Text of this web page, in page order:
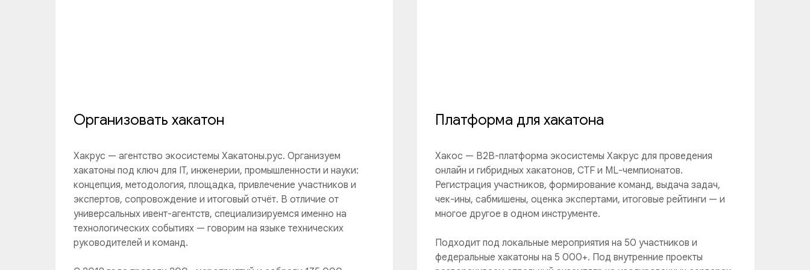
Организовать хакатон
Хакрус — агентство экосистемы Хакатоны.рус. Организуем
хакатоны под ключ для IT, инженерии, промышленности и науки:
концепция, методология, площадка, привлечение участников и
экспертов, сопровождение и итоговый отчёт. В отличие от
универсальных ивент-агентств, специализируемся именно на
технологических событиях — говорим на языке технических
руководителей и команд.
Платформа для хакатона
Хакос — B2B-платформа экосистемы Хакрус для проведения
онлайн и гибридных хакатонов, CTF и ML-чемпионатов.
Регистрация участников, формирование команд, выдача задач,
чек-ины, сабмишены, оценка экспертами, итоговые рейтинги — и
многое другое в одном инструменте.
Подходит под локальные мероприятия на 50 участников и
федеральные хакатоны на 5 000+. Под внутренние проекты